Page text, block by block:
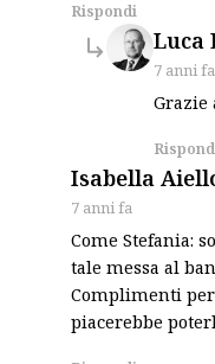
Rispondi
Luca
7 anni fa
Grazie
Isabella
7 anni fa
Come Stefania:
tale messa al
Complimenti
piacerebbe